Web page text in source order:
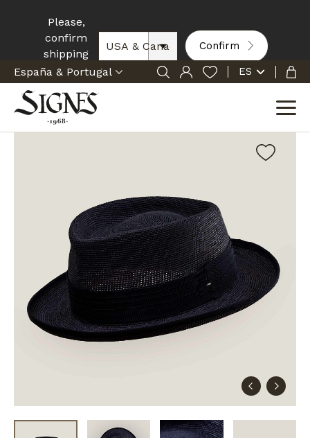
Please,
confirm
shipping
zone:
Confirm
ES
Inicio Sombrero Denia Trilby Marino